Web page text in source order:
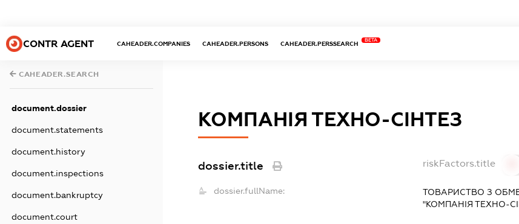
CONTR AGENT CAHEADER.COMPANIES CAHEADER.PERSONS CAHEADER.PERSSEARCH
BETA
CAHEADER.SEARCH
document.dossier
document.statements
document.history
document.inspections
document.bankruptcy
document.court
КОМПАНІЯ ТЕХНО-СІНТЕЗ
dossier.title riskFactors.title
dossier.fullName:
ТОВАРИСТВО З
"КОМПАНІЯ ТЕХНО-